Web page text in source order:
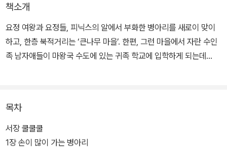
책소개
요정 여왕과 요정들, 피닉스의 알에서 부화한 병아리를 새로이 맞이
하고, 한층 북적거리는 ‘큰나무 마을’. 한편, 그런 마을에서 자란 수인
족 남자애들이 마왕국 수도에 있는 귀족 학교에 입학하게 되는데...
목차
서장 쿨쿨쿨
1장 손이 많이 가는 병아리